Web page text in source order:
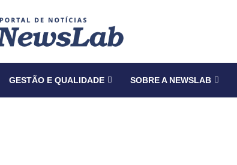
GESTÃO E QUALIDADE SOBRE A NEWSLAB